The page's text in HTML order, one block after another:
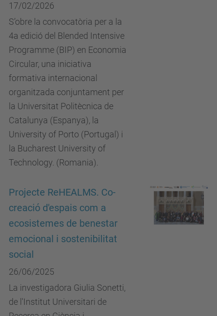
17/02/2026
S’obre la convocatòria per a la
4a edició del Blended Intensive
Programme (BIP) en Economia
Circular, una iniciativa
formativa internacional
organitzada conjuntament per
la Universitat Politècnica de
Catalunya (Espanya), la
University of Porto (Portugal) i
la Bucharest University of
Technology. (Romania).
Projecte ReHEALMS. Co-
creació d'espais com a
ecosistemes de benestar
emocional i sostenibilitat
social
26/06/2025
La investigadora Giulia Sonetti,
de l'Institut Universitari de